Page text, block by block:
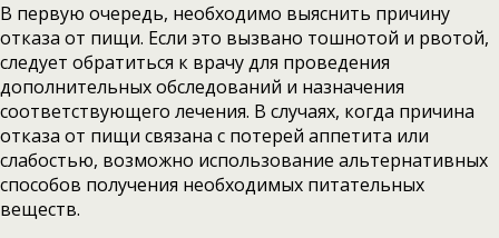
В первую очередь, необходимо выяснить причину
отказа от пищи. Если это вызвано тошнотой и рвотой,
следует обратиться к врачу для проведения
дополнительных обследований и назначения
соответствующего лечения. В случаях, когда причина
отказа от пищи связана с потерей аппетита или
слабостью, возможно использование альтернативных
способов получения необходимых питательных
веществ.